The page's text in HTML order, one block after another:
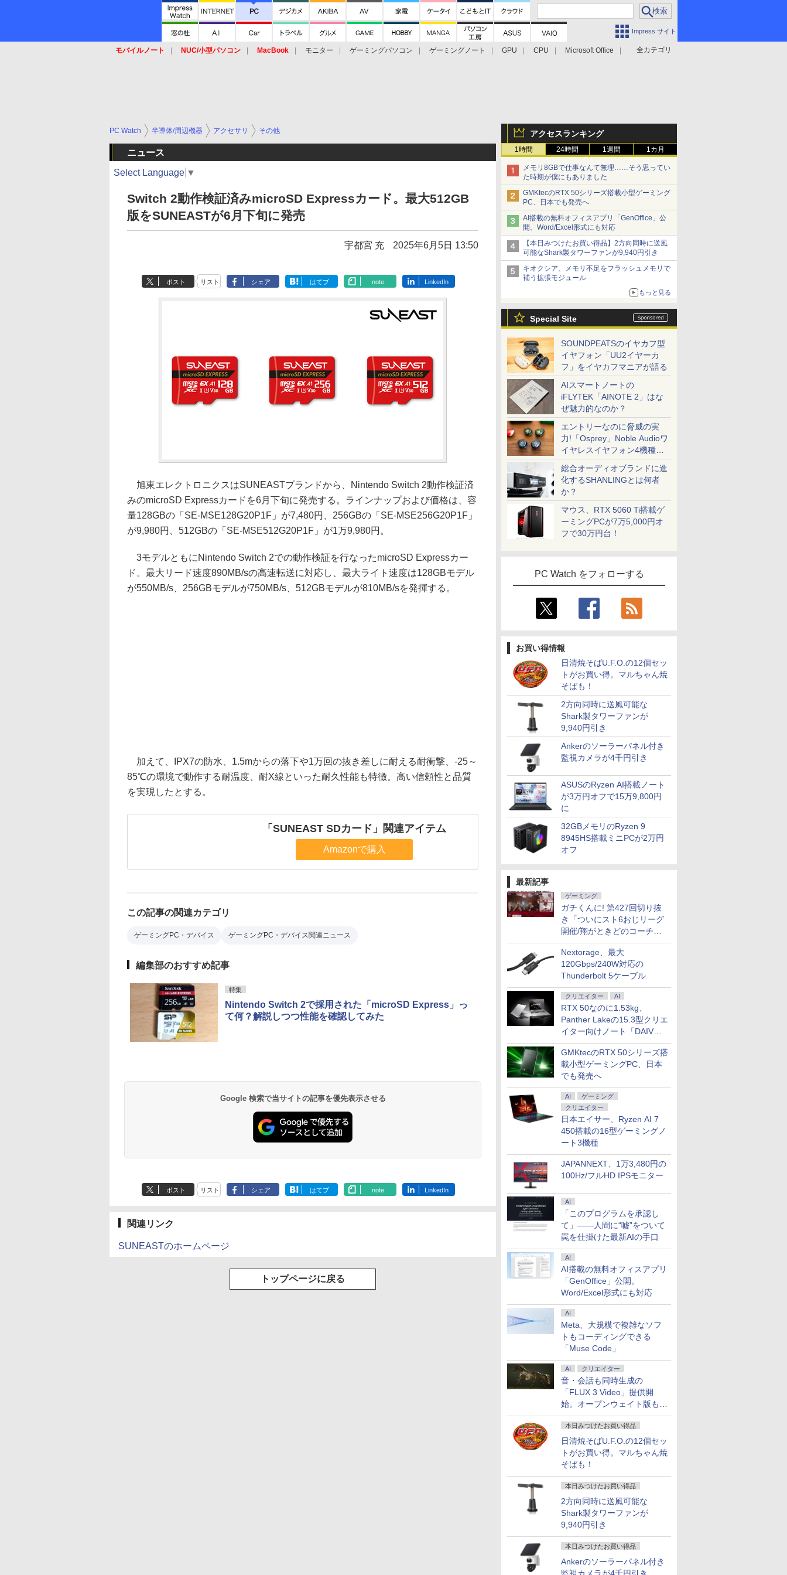
Impress サイト
全カテゴリ
モバイルノート NUC/小型パソコン MacBook モニター ゲーミングパソコン ゲーミングノート GPU CPU
Microsoft Office
アクセスランキング
1時間 24時間 1週間 1カ月
メモリ8GBで仕事なんて無理……そう思ってい
た時期が僕にもありました
GMKtecのRTX 50シリーズ搭載小型ゲーミング
PC、日本でも発売へ
AI搭載の無料オフィスアプリ「GenOffice」公
開。Word/Excel形式にも対応
【本日みつけたお買い得品】2方向同時に送風
可能なShark製タワーファンが9,940円引き
キオクシア、メモリ不足をフラッシュメモリで
補う拡張モジュール
もっと見る
Special Site
SOUNDPEATSのイヤカフ型
イヤフォン「UU2イヤーカ
フ」をイヤカフマニアが語る
AIスマートノートの
iFLYTEK「AINOTE 2」はな
ぜ魅力的なのか？
エントリーなのに脅威の実
力!「Osprey」Noble Audioワ
イヤレスイヤフォン4機種を
一気に聴く
総合オーディオブランドに進
化するSHANLINGとは何者
か？
マウス、RTX 5060 Ti搭載ゲ
ーミングPCが7万5,000円オ
フで30万円台！
PC Watch をフォローする
お買い得情報
日清焼そばU.F.O.の12個セッ
トがお買い得。マルちゃん焼
そばも！
2方向同時に送風可能な
Shark製タワーファンが
9,940円引き
Ankerのソーラーパネル付き
監視カメラが4千円引き
ASUSのRyzen AI搭載ノート
が3万円オフで15万9,800円
に
32GBメモリのRyzen 9
8945HS搭載ミニPCが2万円
オフ
最新記事
ゲーミング
ガチくんに! 第427回切り抜
き「ついにスト6おじリーグ
開催/翔がときどのコーチ就
任など」
Nextorage、最大
120Gbps/240W対応の
Thunderbolt 5ケーブル
クリエイター AI
RTX 50なのに1.53kg、
Panther Lakeの15.3型クリエ
イター向けノート「DAIV
Z5」
GMKtecのRTX 50シリーズ搭
載小型ゲーミングPC、日本
でも発売へ
AI
ゲーミング
クリエイター
日本エイサー、Ryzen AI 7
450搭載の16型ゲーミングノ
ート3機種
JAPANNEXT、1万3,480円の
100Hz/フルHD IPSモニター
AI
「このプログラムを承認し
て」――人間に“嘘”をついて
罠を仕掛けた最新AIの手口
AI
AI搭載の無料オフィスアプリ
「GenOffice」公開。
Word/Excel形式にも対応
AI
Meta、大規模で複雑なソフ
トもコーディングできる
「Muse Code」
AI クリエイター
音・会話も同時生成の
「FLUX 3 Video」提供開
始。オープンウェイト版も計
画
本日みつけたお買い得品
日清焼そばU.F.O.の12個セッ
トがお買い得。マルちゃん焼
そばも！
本日みつけたお買い得品
2方向同時に送風可能な
Shark製タワーファンが
9,940円引き
本日みつけたお買い得品
Ankerのソーラーパネル付き
PC Watch 半導体/周辺機器 アクセサリ その他
ニュース
Select Language ▼
Switch 2動作検証済みmicroSD Expressカード。最大512GB
版をSUNEASTが6月下旬に発売
宇都宮 充 2025年6月5日 13:50
ポスト リスト シェア はてブ note LinkedIn
旭東エレクトロニクスはSUNEASTブランドから、Nintendo Switch 2動作検証済
みのmicroSD Expressカードを6月下旬に発売する。ラインナップおよび価格は、容
量128GBの「SE-MSE128G20P1F」が7,480円、256GBの「SE-MSE256G20P1F」
が9,980円、512GBの「SE-MSE512G20P1F」が1万9,980円。
3モデルともにNintendo Switch 2での動作検証を行なったmicroSD Expressカー
ド。最大リード速度890MB/sの高速転送に対応し、最大ライト速度は128GBモデル
が550MB/s、256GBモデルが750MB/s、512GBモデルが810MB/sを発揮する。
加えて、IPX7の防水、1.5mからの落下や1万回の抜き差しに耐える耐衝撃、-25～
85℃の環境で動作する耐温度、耐X線といった耐久性能も特徴。高い信頼性と品質
を実現したとする。
「SUNEAST SDカード」関連アイテム
Amazonで購入
この記事の関連カテゴリ
ゲーミングPC・デバイス ゲーミングPC・デバイス関連ニュース
編集部のおすすめ記事
特集
Nintendo Switch 2で採用された「microSD Express」っ
て何？解説しつつ性能を確認してみた
Google 検索で当サイトの記事を優先表示させる
ポスト リスト シェア はてブ note LinkedIn
関連リンク
SUNEASTのホームページ
トップページに戻る